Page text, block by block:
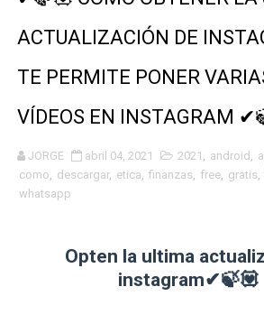
ACTUALIZACIÓN DE
TE PERMITE PONER
VÍDEOS EN INSTAGRAM
JORGE abril 04, 2021 2021 , android ,
como, descargar, etica, finanzas, free, gratis,
whatsapp
Opten la ultima
instagram✔🍃💟